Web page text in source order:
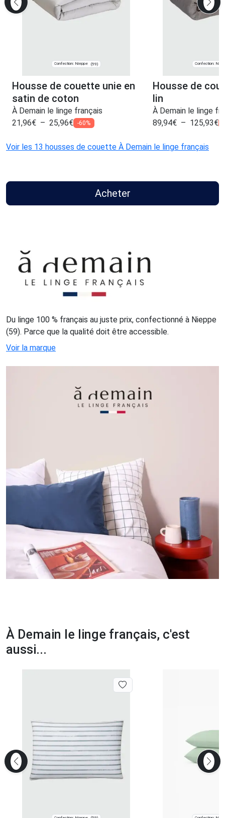
Confection: Nieppe (59)
Housse de couette unie en
satin de coton
À Demain le linge français
21,96€ – 25,96€ -60%
Confection:
Housse de
lin
À Demain le linge
89,94€ – 125,93€
Voir les 13 housses de couette À Demain le linge français
Acheter
Du linge 100 % français au juste prix, confectionné à Nieppe
(59). Parce que la qualité doit être accessible.
Voir la marque
À Demain le linge français, c'est
aussi...